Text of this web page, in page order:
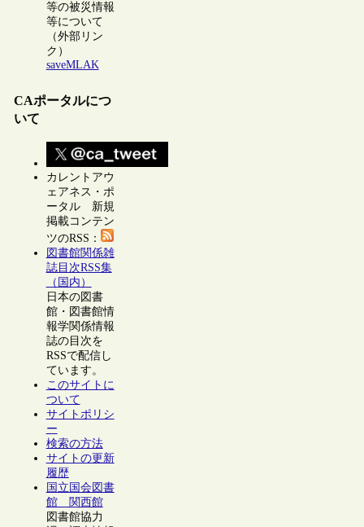
等の被災情報
等について
（外部リン
ク）
saveMLAK
CAポータルにつ
いて
カレントアウ
ェアネス・ポ
ータル 新規
掲載コンテン
ツのRSS：
図書館関係雑
誌目次RSS集
（国内）
日本の図書
館・図書館情
報学関係情報
誌の目次を
RSSで配信し
ています。
このサイトに
ついて
サイトポリシ
ー
検索の方法
サイトの更新
履歴
国立国会図書
館 関西館
図書館協力